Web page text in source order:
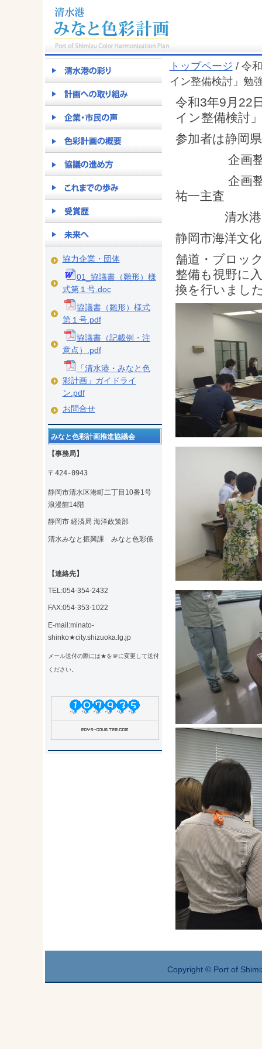
協力企業・団体
01_協議書（雛形）様
式第１号.doc
協議書（雛形）様式
第１号.pdf
協議書（記載例・注
意点）.pdf
「清水港・みなと色
彩計画」ガイドライ
ン.pdf
お問合せ
みなと色彩計画推進協議会
【事務局】
〒424-0943
静岡市清水区港町二丁目10番1号
浪漫館14階
静岡市 経済局 海洋政策部
清水みなと振興課 みなと色彩係
【連絡先】
TEL:054-354-2432
FAX:054-353-1022
E-mail:minato-
shinko★city.shizuoka.lg.jp
メール送付の際には★を＠に変更して送付
ください。
トップページ / 令
イン整備検討」勉
令和3年9月22
イン整備検討
参加者は静岡
企画整備
企画整備
祐一主査
清水港・
静岡市海洋文
舗道・ブロッ
整備も視野に
換を行いまし
Copyright © Port of